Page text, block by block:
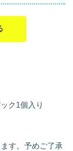
ク1個入り
す。予めご了承